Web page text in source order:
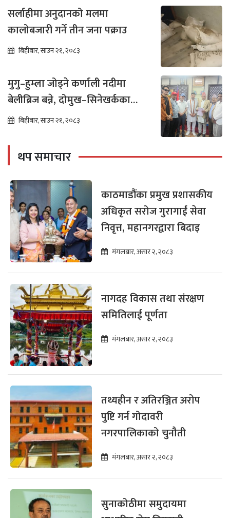
सर्लाहीमा अनुदानको मलमा
कालोबजारी गर्ने तीन जना पक्राउ
बिहीबार, साउन २१, २०८३
मुगु–हुम्ला जोड्ने कर्णाली नदीमा
बेलीब्रिज बन्ने, दोमुख–सिनेखर्कका
बासिन्दामा उत्साह
बिहीबार, साउन २१, २०८३
थप समाचार
काठमाडौंका प्रमुख प्रशासकीय
अधिकृत सरोज गुरागाईं सेवा
निवृत्त, महानगरद्वारा बिदाइ
मंगलबार, असार २, २०८३
नागदह विकास तथा संरक्षण
समितिलाई पूर्णता
मंगलबार, असार २, २०८३
तथ्यहीन र अतिरञ्जित अरोप
पुष्टि गर्न गोदावरी
नगरपालिकाको चुनौती
मंगलबार, असार २, २०८३
सुनाकोठीमा समुदायमा